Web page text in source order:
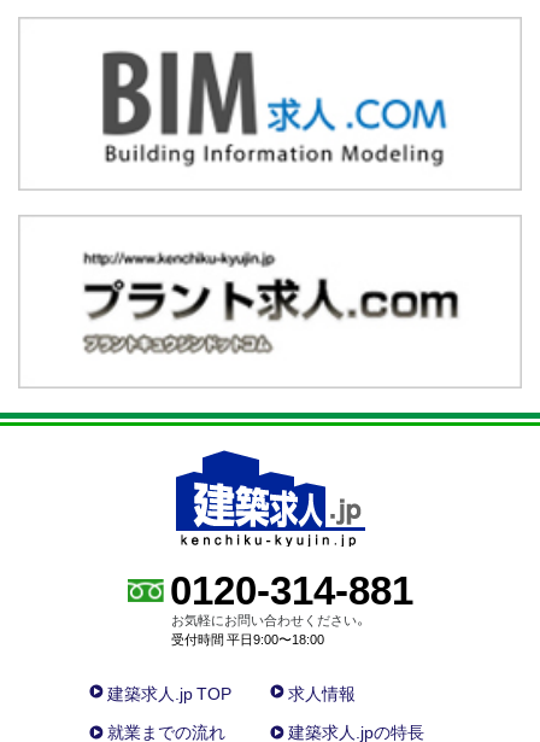
0120-314-881
お気軽にお問い合わせください。
受付時間 平日9:00〜18:00
建築求人.jp TOP
求人情報
就業までの流れ
建築求人.jpの特長